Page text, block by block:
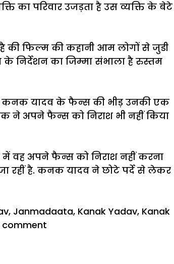
का परिवार उजड़ता है उस व्यक्ति के बेटे
की फिल्म की कहानी आम लोगों से जुडी
निर्देशन का जिम्मा संभाला है रुस्तम
कनक यादव के फैन्स की भीड़ उनकी एक
ने अपने फैन्स को निराश भी नहीं किया
में वह अपने फैन्स को निराश नहीं करना
रहीं है. कनक यादव ने छोटे पर्दे से लेकर
, Janmadaata, Kanak Yadav, Kanak
comment